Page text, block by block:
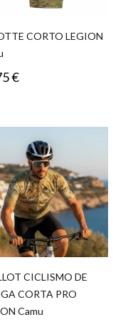
CORTO LEGION
€
CICLISMO DE
CORTA PRO
Camu